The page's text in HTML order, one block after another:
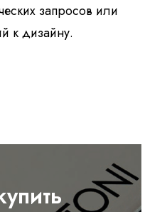
запросов или
к дизайну.